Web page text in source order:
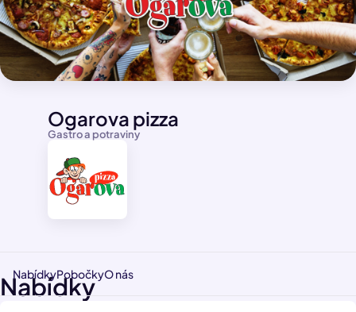
Gastro a potraviny
Ogarova pizza
NabídkyPobočkyO nás
Nabídky